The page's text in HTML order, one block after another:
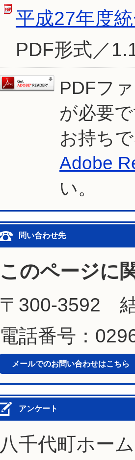
平成27年度
PDF形式／
PDFフ
が必要
お持ち
Adobe
い。
問い合わせ先
このページに
〒300-3592
電話番号：
メールでのお問い合わせはこちら
アンケート
八千代町ホー